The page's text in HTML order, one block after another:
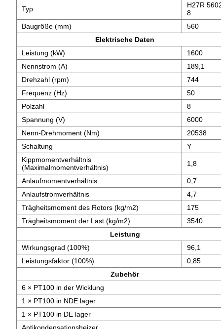
Typ
H27R
8
Baugröße (mm)
560
Elektrische Daten
Leistung (kW)
1600
Nennstrom (A)
189,1
Drehzahl (rpm)
744
Frequenz (Hz)
50
Polzahl
8
Spannung (V)
6000
Nenn-Drehmoment (Nm)
20538
Schaltung
Y
Kippmomentverhältnis
(Maximalmomentverhältnis)
1,8
Anlaufmomentverhältnis
0,7
Anlaufstromverhältnis
4,7
Trägheitsmoment des Rotors (kg/m2)
175
Trägheitsmoment der Last (kg/m2)
3540
Leistung
Wirkungsgrad (100%)
96,1
Leistungsfaktor (100%)
0,85
Zubehör
6 × PT100 in der Wicklung
1 × PT100 in NDE lager
1 × PT100 in DE lager
Antikondensationsheizer